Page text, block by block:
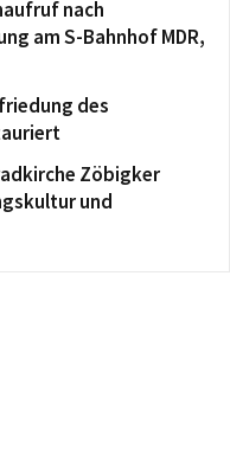
nach
am S-Bahnhof MDR,
des
Zöbigker
und